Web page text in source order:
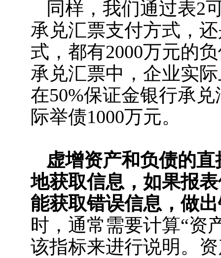
同样，我们通过表2
承兑汇票支付方式，
式，都有2000万元的
承兑汇票中，企业实
在50%保证金银行承
际举债1000万元。
虚增资产和负债的
地获取信息，如果报
能获取错误信息，做
时，通常需要计算“资
该指标来进行说明。